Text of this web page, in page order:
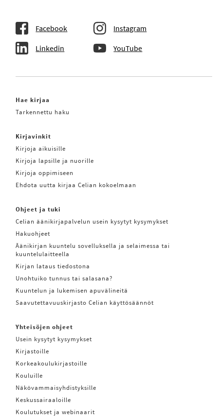
Facebook Instagram
Linkedin YouTube
Hae kirjaa
Tarkennettu haku
Kirjavinkit
Kirjoja aikuisille
Kirjoja lapsille ja nuorille
Kirjoja oppimiseen
Ehdota uutta kirjaa Celian kokoelmaan
Ohjeet ja tuki
Celian äänikirjapalvelun usein kysytyt kysymykset
Hakuohjeet
Äänikirjan kuuntelu sovelluksella ja selaimessa tai
kuuntelulaitteella
Kirjan lataus tiedostona
Unohtuiko tunnus tai salasana?
Kuuntelun ja lukemisen apuvälineitä
Saavutettavuuskirjasto Celian käyttösäännöt
Yhteisöjen ohjeet
Usein kysytyt kysymykset
Kirjastoille
Korkeakoulukirjastoille
Kouluille
Näkövammaisyhdistyksille
Keskussairaaloille
Koulutukset ja webinaarit